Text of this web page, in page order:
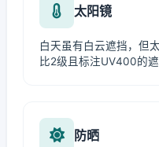
太阳镜
白天虽有白云遮挡，但
比2级且标注UV400的
防晒